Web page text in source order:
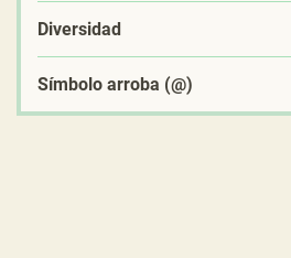
Diversidad
Símbolo arroba (@)